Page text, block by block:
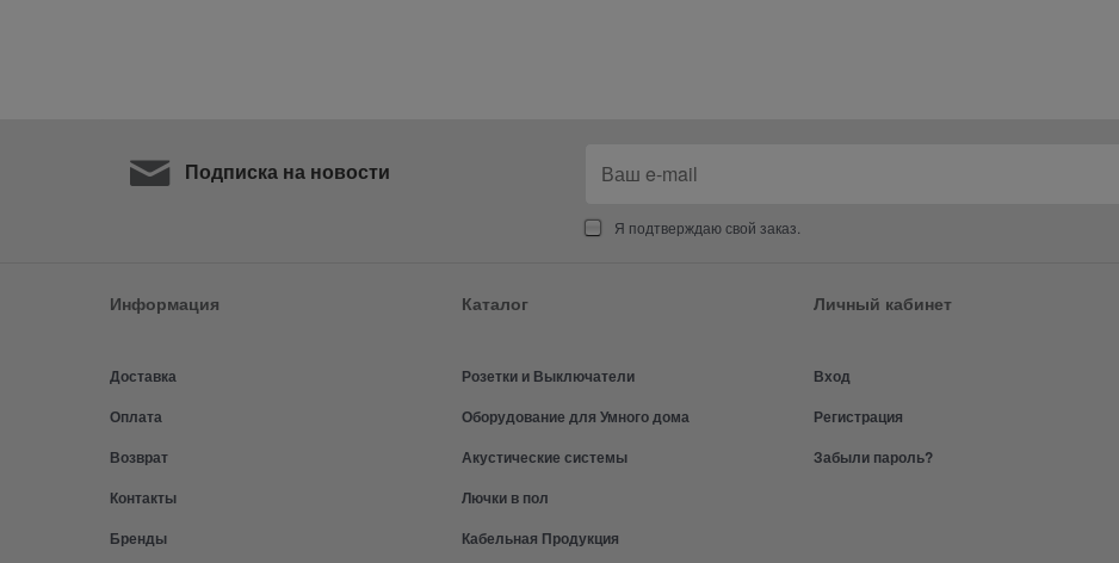
Подписка на новости
Я подтверждаю свой заказ.
Информация
Доставка
Оплата
Возврат
Контакты
Бренды
Каталог
Розетки и Выключатели
Оборудование для Умного дома
Акустические системы
Лючки в пол
Кабельная Продукция
Личный кабинет
Вход
Регистрация
Забыли пароль?